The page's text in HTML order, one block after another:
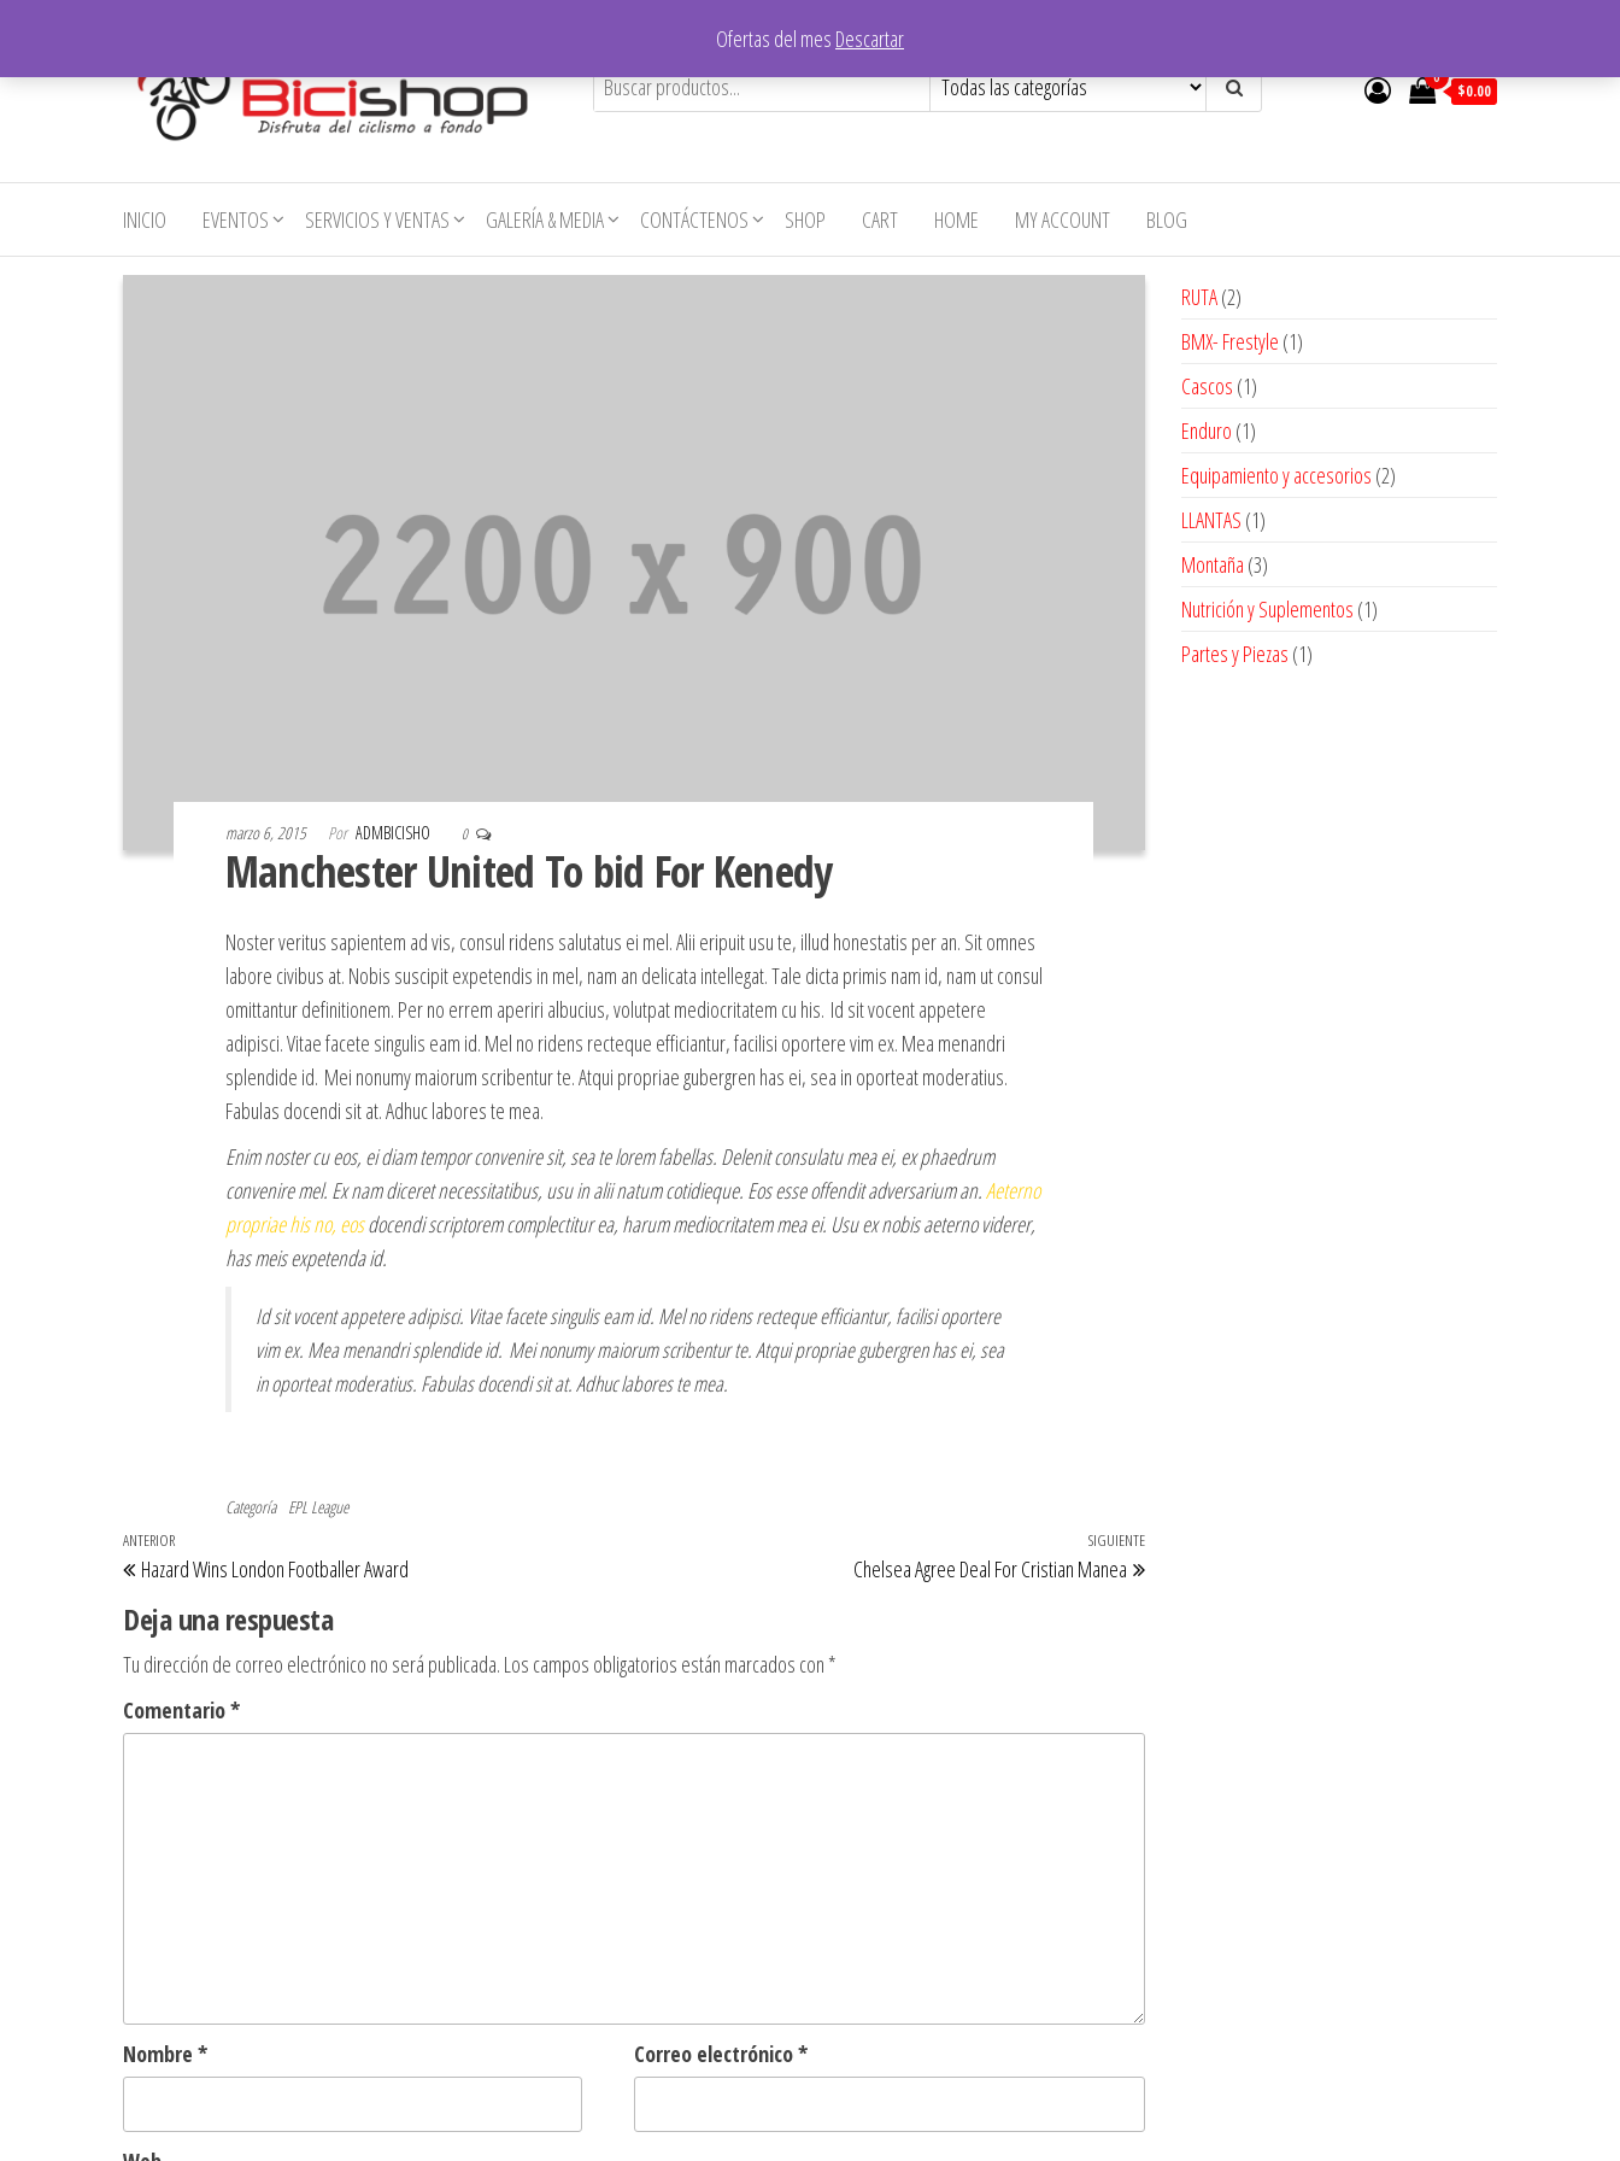
contenido
– Ibarra
del
ciclismo
0
$0.00
INICIO EVENTOS SERVICIOS Y VENTAS GALERÍA & MEDIA CONTÁCTENOS SHOP CART HOME MY ACCOUNT BLOG
marzo 6, 2015 Por ADMBICISHO 0
Manchester United To bid For Kenedy
Noster veritus sapientem ad vis, consul ridens salutatus ei mel. Alii eripuit usu te, illud honestatis per an. Sit omnes
labore civibus at. Nobis suscipit expetendis in mel, nam an delicata intellegat. Tale dicta primis nam id, nam ut consul
omittantur definitionem. Per no errem aperiri albucius, volutpat mediocritatem cu his. Id sit vocent appetere
adipisci. Vitae facete singulis eam id. Mel no ridens recteque efficiantur, facilisi oportere vim ex. Mea menandri
splendide id. Mei nonumy maiorum scribentur te. Atqui propriae gubergren has ei, sea in oporteat moderatius.
Fabulas docendi sit at. Adhuc labores te mea.
Enim noster cu eos, ei diam tempor convenire sit, sea te lorem fabellas. Delenit consulatu mea ei, ex phaedrum
convenire mel. Ex nam diceret necessitatibus, usu in alii natum cotidieque. Eos esse offendit adversarium an.Aeterno
propriae his no, eosdocendi scriptorem complectitur ea, harum mediocritatem mea ei. Usu ex nobis aeterno viderer,
has meis expetenda id.
Id sit vocent appetere adipisci. Vitae facete singulis eam id. Mel no ridens recteque efficiantur, facilisi oportere
vim ex. Mea menandri splendide id. Mei nonumy maiorum scribentur te. Atqui propriae gubergren has ei, sea
in oporteat moderatius. Fabulas docendi sit at. Adhuc labores te mea.
Categoría EPL League
Navegación
de
entradas
Entrada
anterior
ANTERIOR
Hazard Wins London Footballer Award
Entrada
siguiente
SIGUIENTE
Chelsea Agree Deal For Cristian Manea
Deja una respuesta
Tu dirección de correo electrónico no será publicada. Los campos obligatorios están marcados con *
Comentario*
Nombre * Correo electrónico*
RUTA 22
productos
BMX- Frestyle 11
Cascos 11
producto
Enduro 11
producto
Equipamiento y accesorios 22
LLANTAS 11
producto
Montaña 33
productos
Nutrición y Suplementos 11
Partes y Piezas 11
Ofertas del mes Descartar